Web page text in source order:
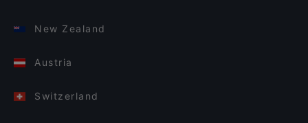
New Zealand
Austria
Switzerland